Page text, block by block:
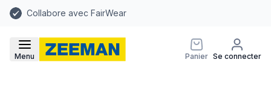
Collabore avec FairWear
Menu Panier Se connecter